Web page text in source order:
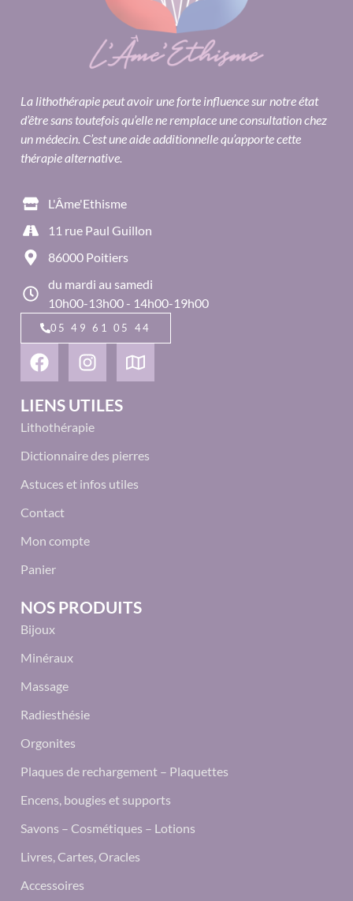
La lithothérapie peut avoir une forte influence sur notre état
d’être sans toutefois qu’elle ne remplace une consultation chez
un médecin. C’est une aide additionnelle qu’apporte cette
thérapie alternative.
L'Âme'Ethisme
11 rue Paul Guillon
86000 Poitiers
du mardi au samedi
10h00-13h00 - 14h00-19h00
05 49 61 05 44
LIENS UTILES
Lithothérapie
Dictionnaire des pierres
Astuces et infos utiles
Contact
Mon compte
Panier
NOS PRODUITS
Bijoux
Minéraux
Massage
Radiesthésie
Orgonites
Plaques de rechargement – Plaquettes
Encens, bougies et supports
Savons – Cosmétiques – Lotions
Livres, Cartes, Oracles
Accessoires